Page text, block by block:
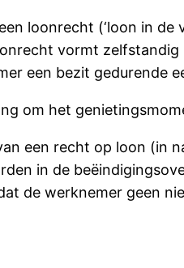
loonrecht (‘loon in
vormt
een bezit gedurende
om het
een recht op loon
in de
de werknemer geen